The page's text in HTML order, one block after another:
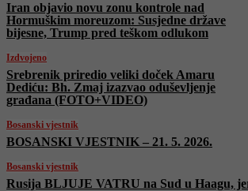
Iran objavio novu zonu kontrole nad
Hormuškim moreuzom: Susjedne države
bijesne, Trump pred teškom odlukom
Izdvojeno
Srebrenik priredio veliki doček Amaru
Dediću: Bh. Zmaj izazvao oduševljenje
građana (FOTO+VIDEO)
Bosanski vjestnik
BOSANSKI VJESTNIK – 21. 5. 2026.
Bosanski vjestnik
Rusija BLJUJE VATRU na Sud u Haagu,